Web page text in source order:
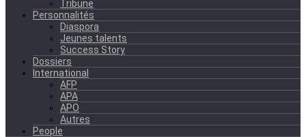
Tribune
Personnalités
Diaspora
Jeunes talents
Success Story
Dossiers
International
AFP
APA
APO
Autres
People